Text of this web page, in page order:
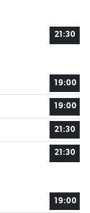
21:30
19:00
19:00
21:30
21:30
19:00